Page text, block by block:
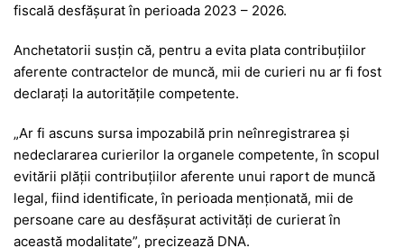
fiscală desfășurat în perioada 2023 – 2026.
Anchetatorii susțin că, pentru a evita plata contribuțiilor
aferente contractelor de muncă, mii de curieri nu ar fi fost
declarați la autoritățile competente.
„Ar fi ascuns sursa impozabilă prin neînregistrarea și
nedeclararea curierilor la organele competente, în scopul
evitării plății contribuțiilor aferente unui raport de muncă
legal, fiind identificate, în perioada menționată, mii de
persoane care au desfășurat activități de curierat în
această modalitate”, precizează DNA.